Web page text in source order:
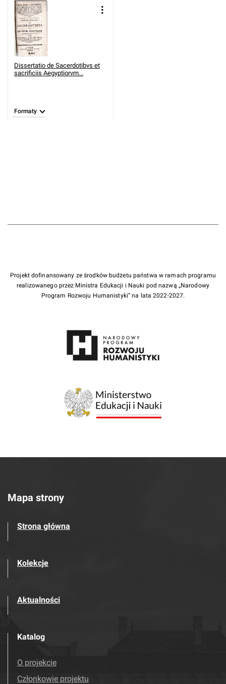
Dissertatio de Sacerdotibvs et
sacrificiis Aegyptiorvm...
Formaty
Projekt dofinansowany ze środków budżetu państwa w ramach programu
realizowanego przez Ministra Edukacji i Nauki pod nazwą „Narodowy
Program Rozwoju Humanistyki” na lata 2022-2027.
Mapa strony
Strona główna
Kolekcje
Aktualności
Katalog
O projekcie
Członkowie projektu